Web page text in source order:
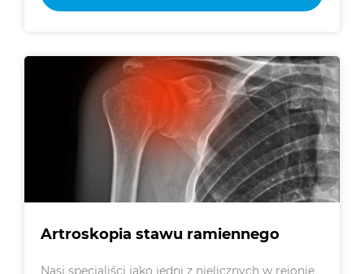
Artroskopia stawu ramiennego
Nasi specjaliści jako jedni z nielicznych w rejonie